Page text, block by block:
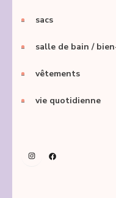
sacs
salle de bain /
vêtements
vie quotidienne
InstagramFacebook